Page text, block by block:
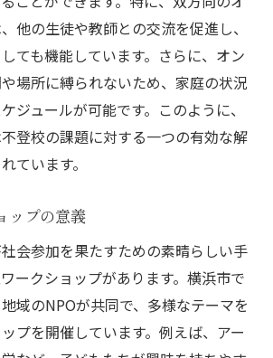
他の生徒や教師との交流を促進し、
ても機能しています。さらに、オン
場所に縛られないため、家庭の状況
ジュールが可能です。このように、
登校の課題に対する一つの有効な解
ています。
ップの意義
会参加を果たすための素晴らしい手
ークショップがあります。横浜市で
域のNPOが共同で、多様なテーマを
プを開催しています。例えば、アー